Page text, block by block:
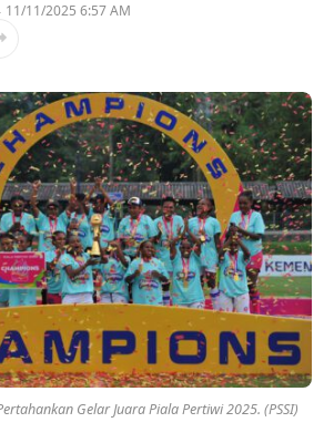
11/11/2025 6:57 AM
Gelar Juara Piala Pertiwi 2025. (PSSI)